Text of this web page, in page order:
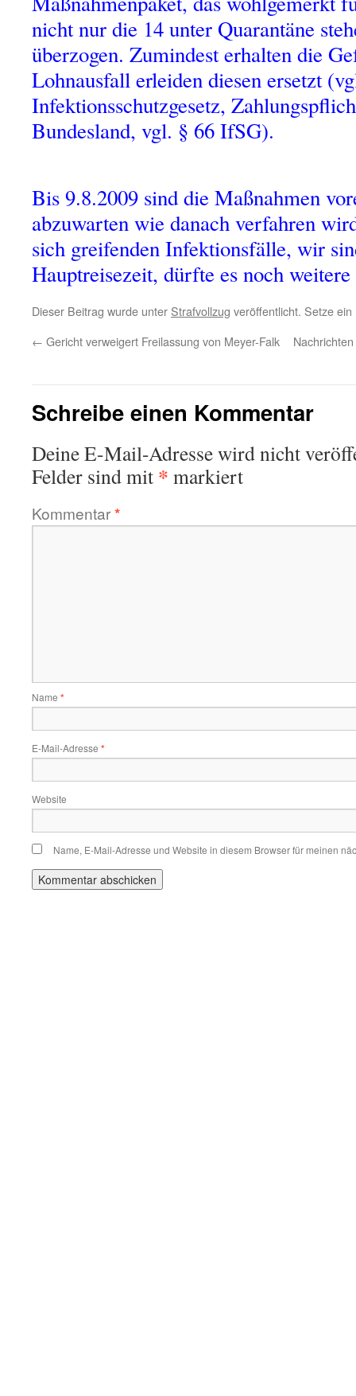
nicht nur die 14 unter Quarantäne
überzogen. Zumindest erhalten die
Lohnausfall erleiden diesen ersetzt
Infektionsschutzgesetz,
Bundesland, vgl. § 66 IfSG).
Bis 9.8.2009 sind die Maßnahmen
abzuwarten wie danach verfahren
sich greifenden Infektionsfälle, wir
Hauptreisezeit, dürfte es noch
Dieser Beitrag wurde unter Strafvollzug veröffentlicht. Setze
← Gericht verweigert Freilassung von Meyer-Falk
Schreibe einen Kommentar
Deine E-Mail-Adresse wird nicht
Felder sind mit * markiert
Kommentar*
Name *
E-Mail-Adresse *
Website
Name, E-Mail-Adresse und Website in diesem Browser für meinen